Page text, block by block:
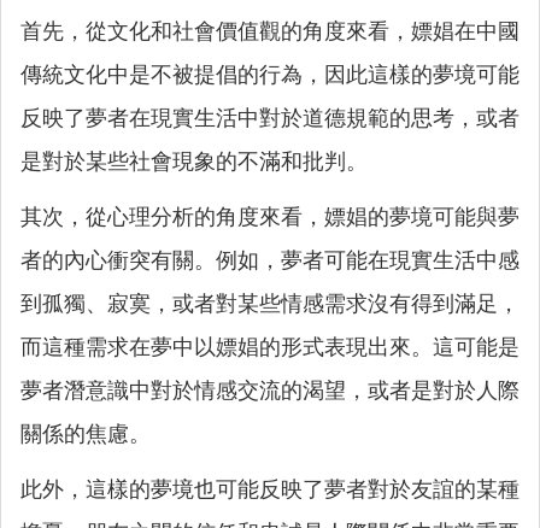
首先，從文化和社會價值觀的角度來看，嫖娼在中國
傳統文化中是不被提倡的行為，因此這樣的夢境可能
反映了夢者在現實生活中對於道德規範的思考，或者
是對於某些社會現象的不滿和批判。
其次，從心理分析的角度來看，嫖娼的夢境可能與夢
者的內心衝突有關。例如，夢者可能在現實生活中感
到孤獨、寂寞，或者對某些情感需求沒有得到滿足，
而這種需求在夢中以嫖娼的形式表現出來。這可能是
夢者潛意識中對於情感交流的渴望，或者是對於人際
關係的焦慮。
此外，這樣的夢境也可能反映了夢者對於友誼的某種